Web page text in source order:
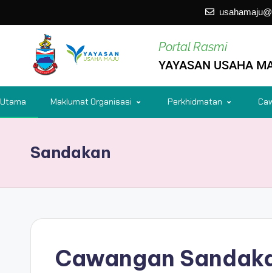
content
Portal Rasmi
YAYASAN USAHA
Utama Maklumat Organisasi Perkhidmatan
Sandakan
Cawangan